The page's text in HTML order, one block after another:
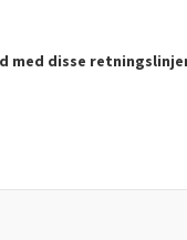
med disse